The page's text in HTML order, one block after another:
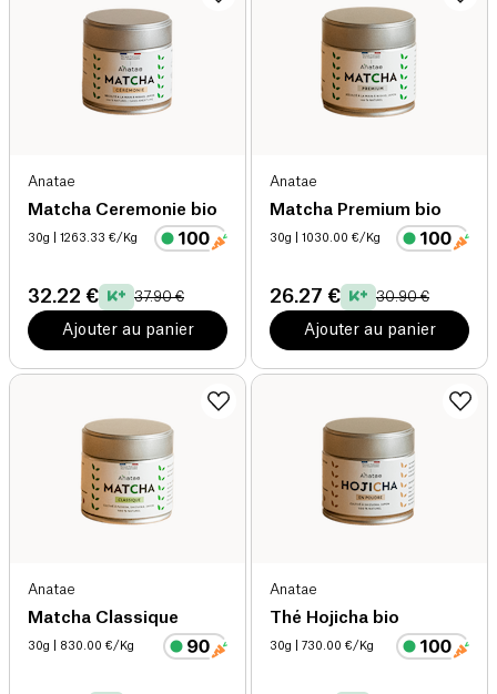
Anatae
Matcha Ceremonie bio
30g | 1263.33 €/Kg
32.22 € 37.90 €
Ajouter au panier
Anatae
Matcha Premium bio
30g | 1030.00 €/Kg
26.27 € 30.90 €
Ajouter au panier
Anatae
Matcha Classique
30g | 830.00 €/Kg
Anatae
Thé Hojicha bio
30g | 730.00 €/Kg